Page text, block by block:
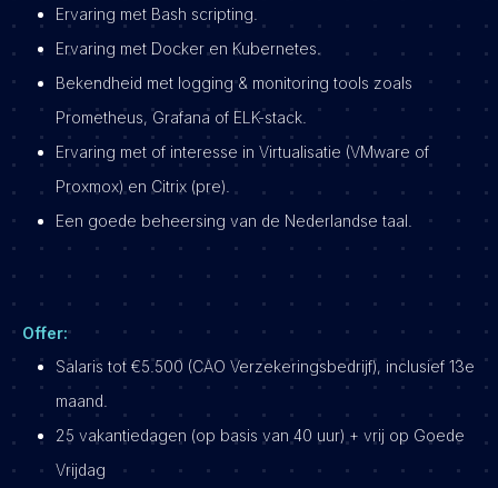
Ervaring met Bash scripting.
Ervaring met Docker en Kubernetes.
Bekendheid met logging & monitoring tools zoals
Prometheus, Grafana of ELK-stack.
Ervaring met of interesse in Virtualisatie (VMware of
Proxmox) en Citrix (pre).
Een goede beheersing van de Nederlandse taal.
Offer:
Salaris tot €5.500 (CAO Verzekeringsbedrijf), inclusief 13e
maand.
25 vakantiedagen (op basis van 40 uur) + vrij op Goede
Vrijdag